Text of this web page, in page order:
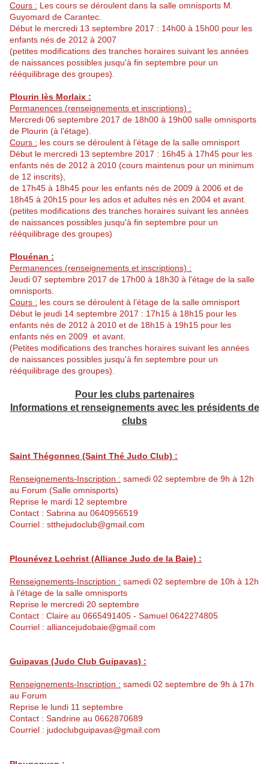
Cours : Les cours se déroulent dans la salle omnisports M.
Guyomard de Carantec.
Début le mercredi 13 septembre 2017 : 14h00 à 15h00 pour les
enfants nés de 2012 à 2007
(petites modifications des tranches horaires suivant les années
de naissances possibles jusqu'à fin septembre pour un
rééquilibrage des groupes).
Plourin lès Morlaix :
Permanences (renseignements et inscriptions) :
Mercredi 06 septembre 2017 de 18h00 à 19h00 salle omnisports
de Plourin (à l'étage).
Cours : les cours se déroulent à l’étage de la salle omnisport
Début le mercredi 13 septembre 2017 : 16h45 à 17h45 pour les
enfants nés de 2012 à 2010 (cours maintenus pour un minimum
de 12 inscrits),
de 17h45 à 18h45 pour les enfants nés de 2009 à 2006 et de
18h45 à 20h15 pour les ados et adultes nés en 2004 et avant.
(petites modifications des tranches horaires suivant les années
de naissances possibles jusqu'à fin septembre pour un
rééquilibrage des groupes)
Plouénan :
Permanences (renseignements et inscriptions) :
Jeudi 07 septembre 2017 de 17h00 à 18h30 à l'étage de la salle
omnisports.
Cours : les cours se déroulent à l’étage de la salle omnisport
Début le jeudi 14 septembre 2017 : 17h15 à 18h15 pour les
enfants nés de 2012 à 2010 et de 18h15 à 19h15 pour les
enfants nés en 2009 et avant.
(Petites modifications des tranches horaires suivant les années
de naissances possibles jusqu'à fin septembre pour un
rééquilibrage des groupes).
Pour les clubs partenaires
Informations et renseignements avec les présidents de
clubs
Saint Thégonnec (Saint Thé Judo Club) :
Renseignements-Inscription : samedi 02 septembre de 9h à 12h
au Forum (Salle omnisports)
Reprise le mardi 12 septembre
Contact : Sabrina au 0640956519
Courriel : stthejudoclub@gmail.com
Plounévez Lochrist (Alliance Judo de la Baie) :
Renseignements-Inscription : samedi 02 septembre de 10h à 12h
à l’étage de la salle omnisports
Reprise le mercredi 20 septembre
Contact : Claire au 0665491405 - Samuel 0642274805
Courriel : alliancejudobaie@gmail.com
Guipavas (Judo Club Guipavas) :
Renseignements-Inscription : samedi 02 septembre de 9h à 17h
au Forum
Reprise le lundi 11 septembre
Contact : Sandrine au 0662870689
Courriel : judoclubguipavas@gmail.com